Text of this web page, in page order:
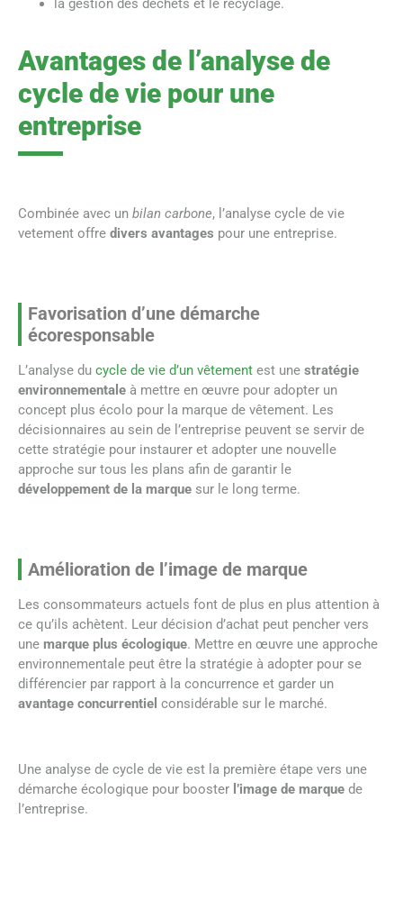
la gestion des déchets et le recyclage.
Avantages de l’analyse de
cycle de vie pour une
entreprise
Combinée avec un bilan carbone, l’analyse cycle de vie
vetement offre divers avantages pour une entreprise.
Favorisation d’une démarche
écoresponsable
L’analyse du cycle de vie d’un vêtement est une stratégie
environnementale à mettre en œuvre pour adopter un
concept plus écolo pour la marque de vêtement. Les
décisionnaires au sein de l’entreprise peuvent se servir de
cette stratégie pour instaurer et adopter une nouvelle
approche sur tous les plans afin de garantir le
développement de la marque sur le long terme.
Amélioration de l’image de marque
Les consommateurs actuels font de plus en plus attention à
ce qu’ils achètent. Leur décision d’achat peut pencher vers
une marque plus écologique. Mettre en œuvre une approche
environnementale peut être la stratégie à adopter pour se
différencier par rapport à la concurrence et garder un
avantage concurrentiel considérable sur le marché.
Une analyse de cycle de vie est la première étape vers une
démarche écologique pour booster l’image de marque de
l’entreprise.